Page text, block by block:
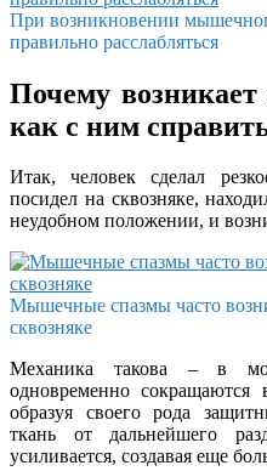
При возникновении
правильно расслабляться
Почему
как с ним
Итак, человек сделал
посидел на сквозняке,
неудобном положении, и
Мышечные спазмы часто
сквозняке
Механика такова – в
одновременно
образуя своего рода
ткань от дальнейшего
усиливается, создавая еще